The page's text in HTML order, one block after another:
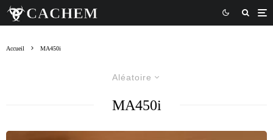
Accueil MA450i
Aléatoire
MA450i